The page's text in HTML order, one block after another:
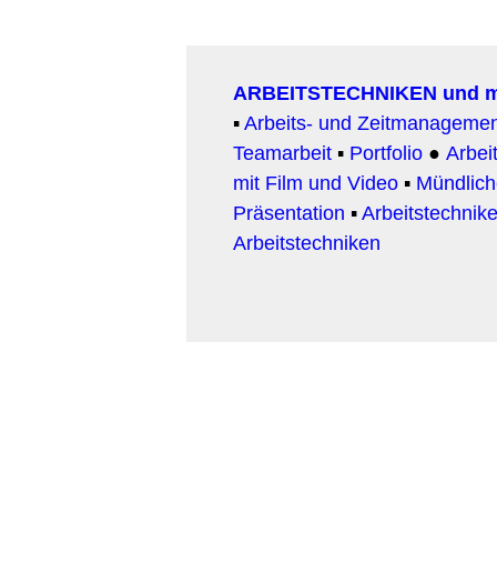
ARBEITSTECHNIKEN und
▪Arbeits- und
Teamarbeit ▪ Portfolio ●
mit Film und Video ▪
Präsentation ▪
Arbeitstechniken